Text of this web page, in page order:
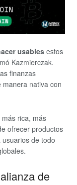
usablesestos
Kazmierczak.
finanzas
nativa con
rica, más
ofrecer productos
de todo
de